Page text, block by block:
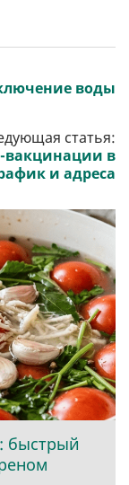
воды
статья:
вакцинации в
и адреса
быстрый